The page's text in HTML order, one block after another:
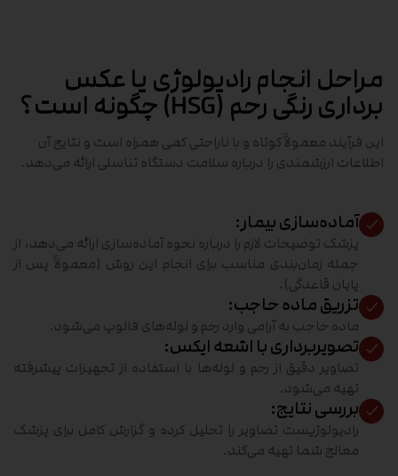
مراحل انجام رادیولوژی یا عکس
برداری رنگی رحم (HSG) چگونه است؟
این فرآیند معمولاً کوتاه و با ناراحتی کمی همراه است و نتایج آن
اطلاعات ارزشمندی را درباره سلامت دستگاه تناسلی ارائه می‌دهد.
آماده‌سازی بیمار:
پزشک توضیحات لازم را درباره نحوه آماده‌سازی ارائه می‌دهد، از
جمله زمان‌بندی مناسب برای انجام این روش (معمولاً پس از
پایان قاعدگی).
تزریق ماده حاجب:
ماده حاجب به آرامی وارد رحم و لوله‌های فالوپ می‌شود.
تصویربرداری با اشعه ایکس:
تصاویر دقیق از رحم و لوله‌ها با استفاده از تجهیزات پیشرفته
تهیه می‌شود.
بررسی نتایج:
رادیولوژیست تصاویر را تحلیل کرده و گزارش کامل برای پزشک
معالج شما تهیه می‌کند.